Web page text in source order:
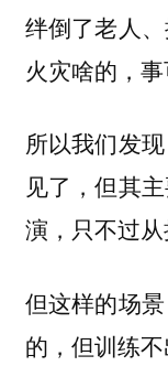
绊倒了老人
火灾啥的，事
所以我们发
见了，但其
演，只不过从
但这样的场
的，但训练不